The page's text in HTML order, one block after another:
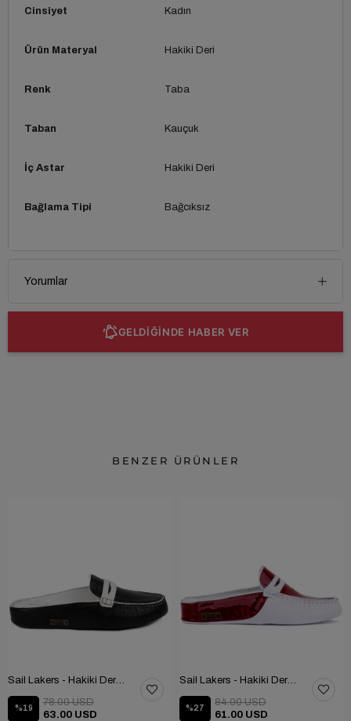
Cinsiyet Kadın
Ürün Materyal Hakiki Deri
Renk Taba
Taban Kauçuk
İç Astar Hakiki Deri
Bağlama Tipi Bağcıksız
Yorumlar
GELDİĞİNDE HABER VER
BENZER ÜRÜNLER
%19
63.00 USD
78.00 USD
%27
61.00 USD
84.00 USD